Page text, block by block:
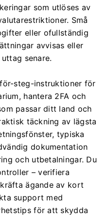
som utlöses av
Små
eller ofullständig
avvisas eller
senare.
steg-instruktioner för
hantera 2FA och
passar ditt land och
täckning av lägsta
typiska
dokumentation
och utbetalningar. Du
– verifiera
ägande av kort
support med
för att skydda